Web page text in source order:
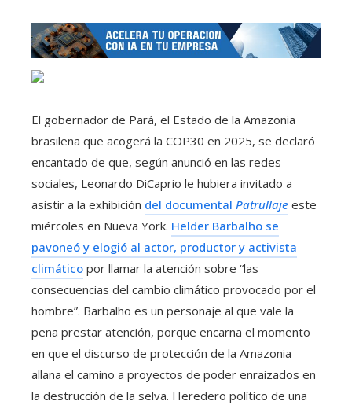
El gobernador de Pará, el Estado de la Amazonia
brasileña que acogerá la COP30 en 2025, se declaró
encantado de que, según anunció en las redes
sociales, Leonardo DiCaprio le hubiera invitado a
asistir a la exhibición del documental Patrullaje este
miércoles en Nueva York. Helder Barbalho se
pavoneó y elogió al actor, productor y activista
climático por llamar la atención sobre “las
consecuencias del cambio climático provocado por el
hombre”. Barbalho es un personaje al que vale la
pena prestar atención, porque encarna el momento
en que el discurso de protección de la Amazonia
allana el camino a proyectos de poder enraizados en
la destrucción de la selva. Heredero político de una